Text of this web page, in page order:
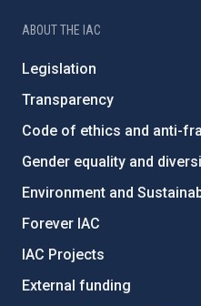
ABOUT THE IAC
Legislation
Transparency
Code of ethics and anti-
Gender equality and
Environment and
Forever IAC
IAC Projects
External funding